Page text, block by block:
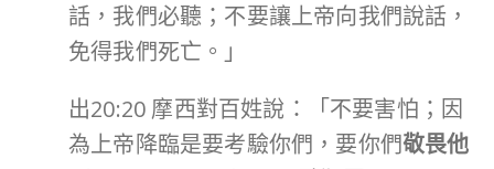
話，我們必聽；不要讓上帝向我們說話，
免得我們死亡。」
出20:20 摩西對百姓說：「不要害怕；因
為上帝降臨是要考驗你們，要你們敬畏他